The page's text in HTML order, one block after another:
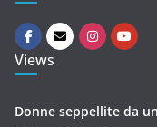
Views
Donne seppellite da